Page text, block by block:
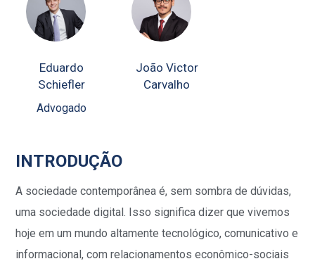
Eduardo
Schiefler
Advogado
João Victor
Carvalho
INTRODUÇÃO
A sociedade contemporânea é, sem sombra de dúvidas,
uma sociedade digital. Isso significa dizer que vivemos
hoje em um mundo altamente tecnológico, comunicativo e
informacional, com relacionamentos econômico-sociais